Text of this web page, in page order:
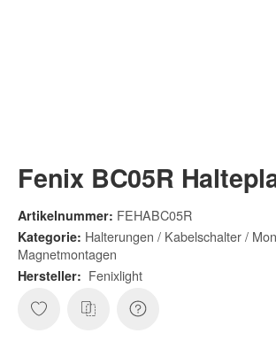
Fenix BC05R
Artikelnummer: FEHABC05R
Kategorie: Halterungen / Kabelschalter /
Magnetmontagen
Hersteller: Fenixlight